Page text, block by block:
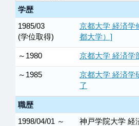
学歴
1985/03
(学位取得)
京都大学 経済学
都大学）]
～1980 京都大学 経済学
～1985
京都大学 経済学
了
職歴
1998/04/01 ～
神戸学院大学 経